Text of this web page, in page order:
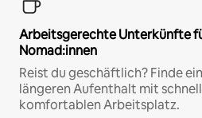
Arbeitsgerechte Unterkünfte
Nomad:innen
Reist du geschäftlich? Finde
längeren Aufenthalt mit
komfortablen Arbeitsplatz.